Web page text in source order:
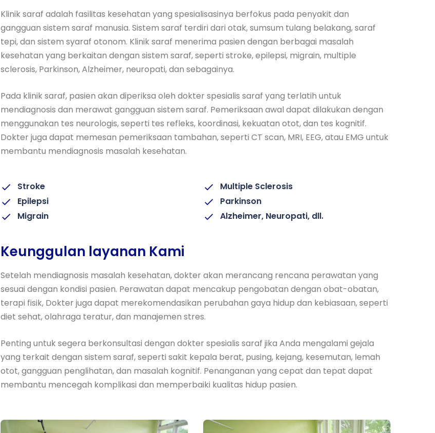
Klinik saraf adalah fasilitas kesehatan yang spesialisasinya berfokus pada penyakit dan
gangguan sistem saraf manusia. Sistem saraf terdiri dari otak, sumsum tulang belakang, saraf
tepi, dan sistem syaraf otonom. Klinik saraf menerima pasien dengan berbagai masalah
kesehatan yang berkaitan dengan sistem saraf, seperti stroke, epilepsi, migrain, multiple
sclerosis, Parkinson, Alzheimer, neuropati, dan sebagainya.
Pada klinik saraf, pasien akan diperiksa oleh dokter spesialis saraf yang terlatih untuk
mendiagnosis dan merawat gangguan sistem saraf. Pemeriksaan awal dapat dilakukan dengan
menggunakan tes neurologis, seperti tes refleks, koordinasi, kekuatan otot, dan tes kognitif.
Dokter juga dapat memesan pemeriksaan tambahan, seperti CT scan, MRI, EEG, atau EMG untuk
membantu mendiagnosis masalah kesehatan.
Stroke
Epilepsi
Migrain
Multiple Sclerosis
Parkinson
Alzheimer, Neuropati, dll.
Keunggulan layanan Kami
Setelah mendiagnosis masalah kesehatan, dokter akan merancang rencana perawatan yang
sesuai dengan kondisi pasien. Perawatan dapat mencakup pengobatan dengan obat-obatan,
terapi fisik, Dokter juga dapat merekomendasikan perubahan gaya hidup dan kebiasaan, seperti
diet sehat, olahraga teratur, dan manajemen stres.
Penting untuk segera berkonsultasi dengan dokter spesialis saraf jika Anda mengalami gejala
yang terkait dengan sistem saraf, seperti sakit kepala berat, pusing, kejang, kesemutan, lemah
otot, gangguan penglihatan, dan masalah kognitif. Penanganan yang cepat dan tepat dapat
membantu mencegah komplikasi dan memperbaiki kualitas hidup pasien.